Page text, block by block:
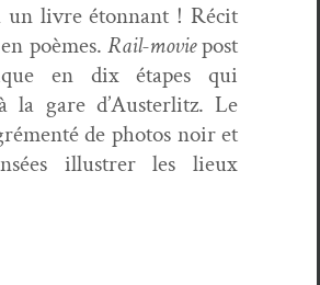
un livre éton­nant ! Réc­it
poèmes. Rail-moviepost
en dix étapes qui
la gare d’Auster­litz. Le
de pho­tos noir et
illus­tr­er les lieux